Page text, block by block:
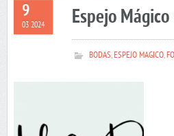
9
03 2024 Espejo
BODAS,ESPEJO MAGICO,